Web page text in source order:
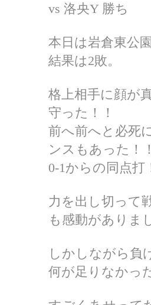
vs 洛央Y 勝ち
本日は岩倉東公
結果は2敗。
格上相手に顔が
守った！！
前へ前へと必死
ンスもあった！！
0-1からの同点
力を出し切って
も感動がありま
しかしながら負
何が足りなかっ